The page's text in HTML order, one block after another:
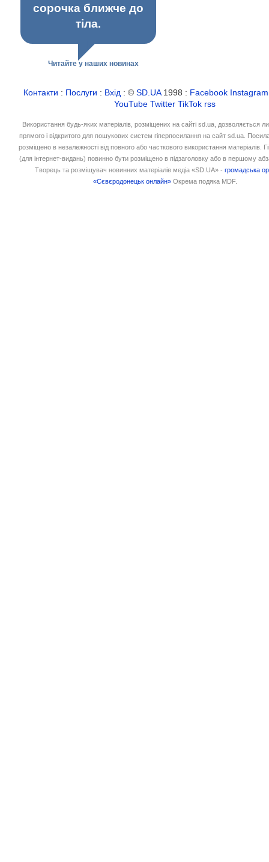
сорочка ближче до
тіла.
Читайте у наших новинах
Контакти : Послуги : Вхід : ©SD.UA1998 : Facebook Instagram
YouTube Twitter TikTok rss
Використання будь-яких матеріалів, розміщених на сайті sd.ua, дозволяється
прямого і відкритого для пошукових систем гіперпосилання на сайт sd.ua.
розміщено в незалежності від повного або часткового використання матеріалів.
(для інтернет-видань) повинно бути розміщено в підзаголовку або в першому
Творець та розміщувач новинних матеріалів медіа «SD.UA» -громадська
«Сєвєродонецьк онлайн» Окрема подяка MDF.